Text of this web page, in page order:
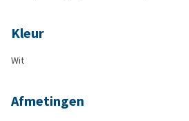
Kleur
Wit
Afmetingen